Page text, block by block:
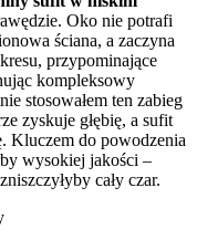
Oko nie potrafi
ściana, a zaczyna
przypominające
kompleksowy
stosowałem ten zabieg
zyskuje głębię, a sufit
Kluczem do powodzenia
wysokiej jakości –
cały czar.